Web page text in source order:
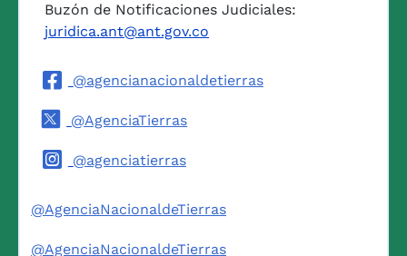
Buzón de Notificaciones Judiciales:
juridica.ant@ant.gov.co
@agencianacionaldetierras
@AgenciaTierras
@agenciatierras
@AgenciaNacionaldeTierras
@AgenciaNacionaldeTierras